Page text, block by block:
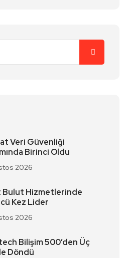
Veri Güvenliği
Birinci Oldu
2026
Bulut Hizmetlerinde
Kez Lider
2026
Bilişim 500’den Üç
Döndü